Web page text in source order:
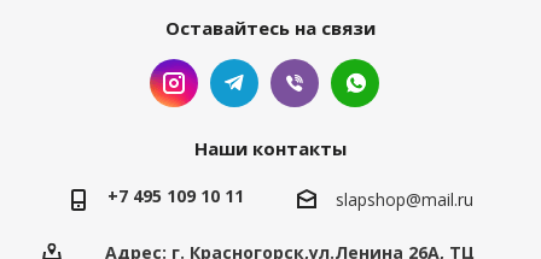
Оставайтесь на связи
Наши контакты
+7 495 109 10 11 slapshop@mail.ru
Адрес: г. Красногорск,ул.Ленина 26А, ТЦ